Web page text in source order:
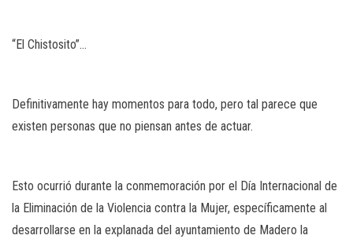
“El Chistosito”…
Definitivamente hay momentos para todo, pero tal parece que
existen personas que no piensan antes de actuar.
Esto ocurrió durante la conmemoración por el Día Internacional de
la Eliminación de la Violencia contra la Mujer, específicamente al
desarrollarse en la explanada del ayuntamiento de Madero la